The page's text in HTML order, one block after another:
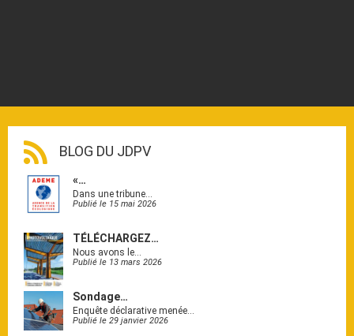
BLOG DU JDPV
«…
Dans une tribune…
Publié le 15 mai 2026
TÉLÉCHARGEZ…
Nous avons le…
Publié le 13 mars 2026
Sondage…
Enquête déclarative menée…
Publié le 29 janvier 2026